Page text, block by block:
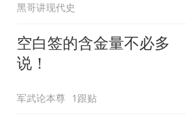
黑哥讲现代史
空白签的含金量不必多
说！
军武论本尊 1跟贴